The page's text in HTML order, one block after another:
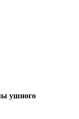
ушного